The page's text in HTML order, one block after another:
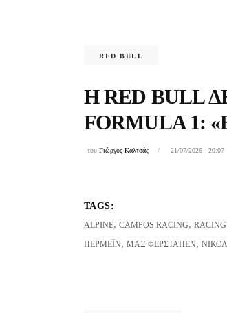
RED BULL
Η RED BULL
FORMULA 1:
του Γιώργος Καλτσάς 21/07/2026 - 20:07
TAGS:
ALPINE, CAMPOS RACING,
ΠΕΡΜΈΙΝ, ΜΑΞ ΦΕΡΣΤΆΠΕΝ,